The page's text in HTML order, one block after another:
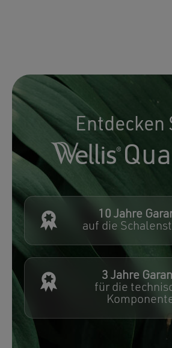
Entdecken
10 Jahre
auf die
3 Jahre
für die